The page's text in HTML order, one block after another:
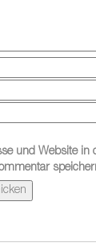
und Website in